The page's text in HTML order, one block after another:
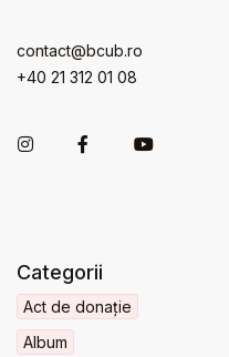
contact@bcub.ro
+40 21 312 01 08
Categorii
Act de donație
Album